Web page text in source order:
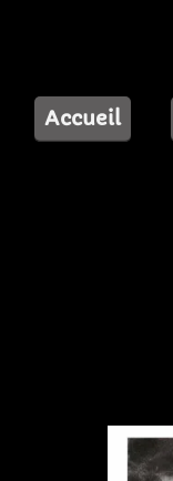
Accueil